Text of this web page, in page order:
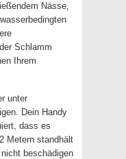
Nässe,
Schlamm
Ihrem
unter
Dein Handy
dass es
Metern standhält
beschädigen